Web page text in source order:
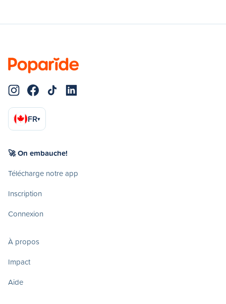
FR▾
🚀 On embauche!
Télécharge notre app
Inscription
Connexion
À propos
Impact
Aide